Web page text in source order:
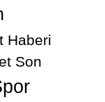
Haberi
Son